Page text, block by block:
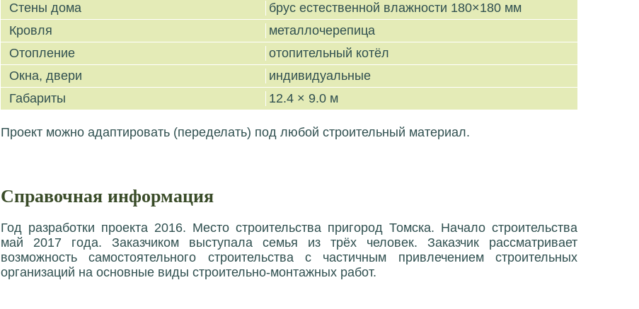
Стены дома
брус естественной влажности 180×180 мм
Кровля
металлочерепица
Отопление
отопительный котёл
Окна, двери
индивидуальные
Габариты
12.4 × 9.0 м
Проект можно адаптировать (переделать) под любой строительный материал.
Справочная информация
Год разработки проекта 2016. Место строительства пригород Томска. Начало строительства
май 2017 года. Заказчиком выступала семья из трёх человек. Заказчик рассматривает
возможность самостоятельного строительства с частичным привлечением строительных
организаций на основные виды строительно-монтажных работ.